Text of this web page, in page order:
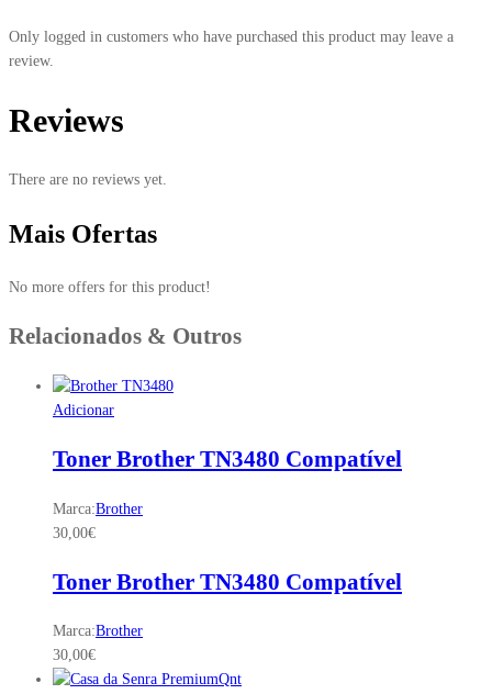
Only logged in customers who have purchased this product may leave a
review.
Reviews
There are no reviews yet.
Mais Ofertas
No more offers for this product!
Relacionados & Outros
Adicionar
Toner Brother TN3480 Compatível
Marca:Brother
30,00€
Toner Brother TN3480 Compatível
Marca:Brother
30,00€
Qnt